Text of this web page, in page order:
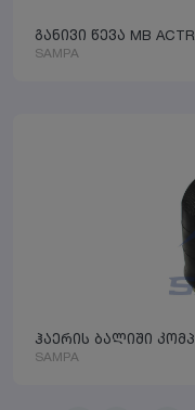
განივი წევა MB
SAMPA
ჰაერის ბალიში
SAMPA